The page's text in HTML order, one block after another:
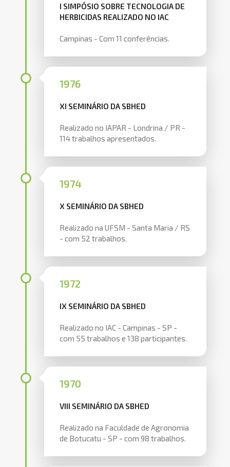
I SIMPÓSIO SOBRE TECNOLOGIA DE
HERBICIDAS REALIZADO NO IAC
Campinas - Com 11 conferências.
1976
XI SEMINÁRIO DA SBHED
Realizado no IAPAR - Londrina / PR -
114 trabalhos apresentados.
1974
X SEMINÁRIO DA SBHED
Realizado na UFSM - Santa Maria / RS
- com 52 trabalhos.
1972
IX SEMINÁRIO DA SBHED
Realizado no IAC - Campinas - SP -
com 55 trabalhos e 138 participantes.
1970
VIII SEMINÁRIO DA SBHED
Realizado na Faculdade de Agronomia
de Botucatu - SP - com 98 trabalhos.